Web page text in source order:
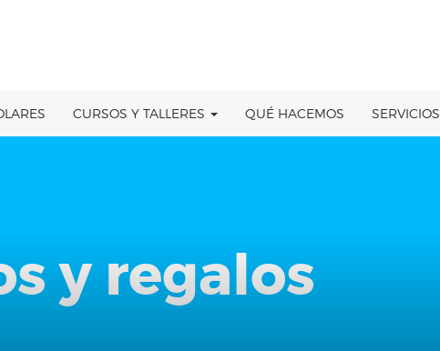
CURSOS Y TALLERES QUÉ HACEMOS SERVICIOS
y regalos